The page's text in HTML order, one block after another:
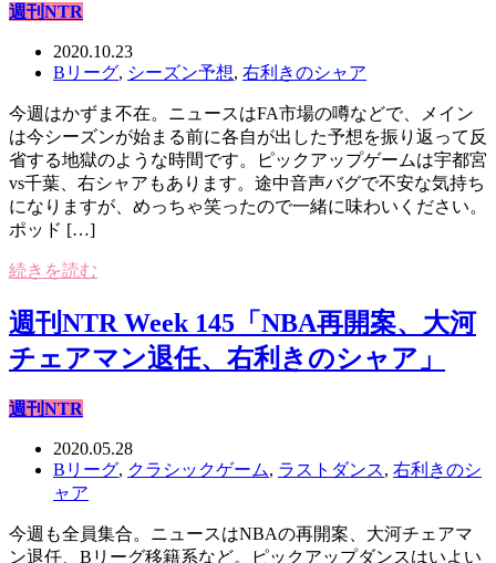
週刊NTR
2020.10.23
Bリーグ, シーズン予想, 右利きのシャア
今週はかずま不在。ニュースはFA市場の噂などで、メイン
は今シーズンが始まる前に各自が出した予想を振り返って反
省する地獄のような時間です。ピックアップゲームは宇都宮
vs千葉、右シャアもあります。途中音声バグで不安な気持ち
になりますが、めっちゃ笑ったので一緒に味わいください。
ポッド […]
続きを読む
週刊NTR Week 145「NBA再開案、大河
チェアマン退任、右利きのシャア」
週刊NTR
2020.05.28
Bリーグ, クラシックゲーム, ラストダンス, 右利きのシ
ャア
今週も全員集合。ニュースはNBAの再開案、大河チェアマ
ン退任、Bリーグ移籍系など。ピックアップダンスはいよい